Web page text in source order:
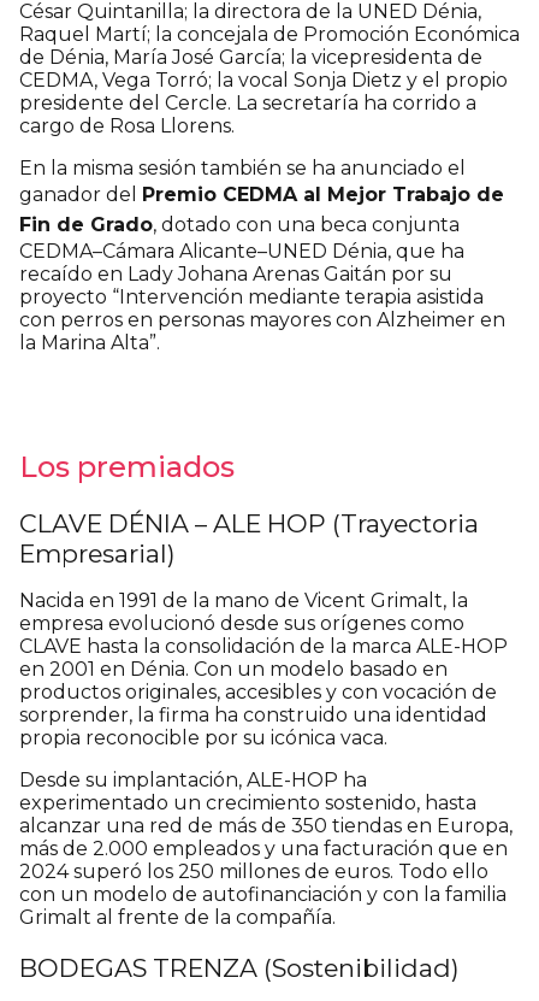
César Quintanilla; la directora de la UNED Dénia,
Raquel Martí; la concejala de Promoción Económica
de Dénia, María José García; la vicepresidenta de
CEDMA, Vega Torró; la vocal Sonja Dietz y el propio
presidente del Cercle. La secretaría ha corrido a
cargo de Rosa Llorens.
En la misma sesión también se ha anunciado el
ganador del Premio CEDMA al Mejor Trabajo de
Fin de Grado, dotado con una beca conjunta
CEDMA–Cámara Alicante–UNED Dénia, que ha
recaído en Lady Johana Arenas Gaitán por su
proyecto “Intervención mediante terapia asistida
con perros en personas mayores con Alzheimer en
la Marina Alta”.
Los premiados
CLAVE DÉNIA – ALE HOP (Trayectoria
Empresarial)
Nacida en 1991 de la mano de Vicent Grimalt, la
empresa evolucionó desde sus orígenes como
CLAVE hasta la consolidación de la marca ALE-HOP
en 2001 en Dénia. Con un modelo basado en
productos originales, accesibles y con vocación de
sorprender, la firma ha construido una identidad
propia reconocible por su icónica vaca.
Desde su implantación, ALE-HOP ha
experimentado un crecimiento sostenido, hasta
alcanzar una red de más de 350 tiendas en Europa,
más de 2.000 empleados y una facturación que en
2024 superó los 250 millones de euros. Todo ello
con un modelo de autofinanciación y con la familia
Grimalt al frente de la compañía.
BODEGAS TRENZA (Sostenibilidad)